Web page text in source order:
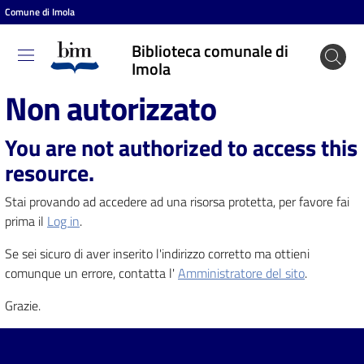
Vai al contenuto
Vai alla navigazione
Vai al footer
Comune di Imola
Biblioteca comunale di
Imola
Biblioteca
comunale
di Imola
Entra
Cosa
puoi
fare
Non autorizzato
You are not authorized to access this
resource.
Stai provando ad accedere ad una risorsa protetta, per favore fai
prima il Log in.
Se sei sicuro di aver inserito l'indirizzo corretto ma ottieni
comunque un errore, contatta l' Amministratore del sito.
Grazie.